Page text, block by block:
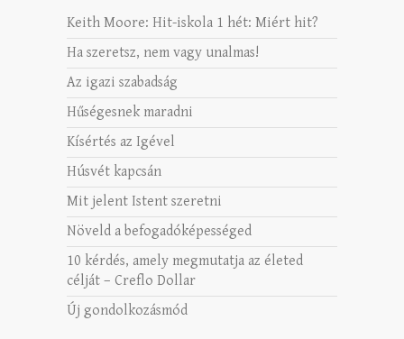
Keith Moore: Hit-iskola 1 hét: Miért hit?
Ha szeretsz, nem vagy unalmas!
Az igazi szabadság
Hűségesnek maradni
Kísértés az Igével
Húsvét kapcsán
Mit jelent Istent szeretni
Növeld a befogadóképességed
10 kérdés, amely megmutatja az életed
célját – Creflo Dollar
Új gondolkozásmód